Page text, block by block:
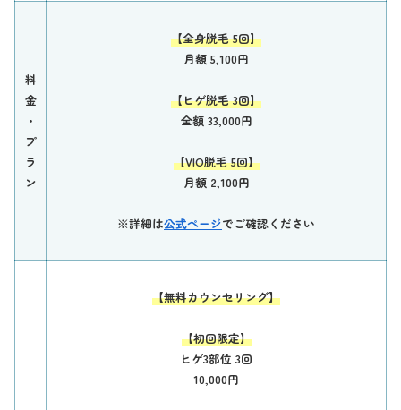
料
金
・
プ
ラ
ン
【全身脱毛 5回】
月額 5,100円
【ヒゲ脱毛 3回】
全額 33,000円
【VIO脱毛 5回】
月額 2,100円
※詳細は公式ページでご確認ください
【無料カウンセリング】
【初回限定】
ヒゲ3部位 3回
10,000円